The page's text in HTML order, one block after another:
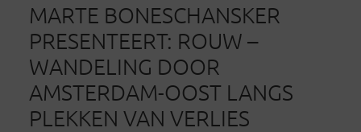
MARTE BONESCHANSKER
PRESENTEERT: ROUW –
WANDELING DOOR
AMSTERDAM-OOST LANGS
PLEKKEN VAN VERLIES